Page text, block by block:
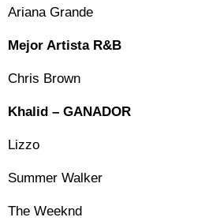
Ariana Grande
Mejor Artista R&B
Chris Brown
Khalid – GANADOR
Lizzo
Summer Walker
The Weeknd